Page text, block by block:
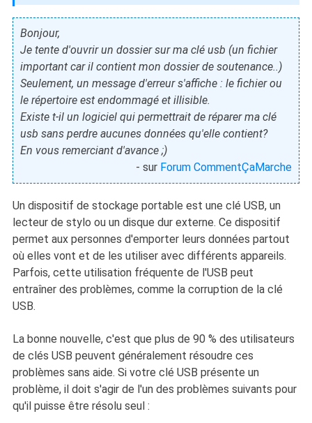
Bonjour,
Je tente d'ouvrir un dossier sur ma clé usb (un fichier
important car il contient mon dossier de soutenance..)
Seulement, un message d'erreur s'affiche : le fichier ou
le répertoire est endommagé et illisible.
Existe t-il un logiciel qui permettrait de réparer ma clé
usb sans perdre aucunes données qu'elle contient?
En vous remerciant d'avance ;)
- sur Forum CommentÇaMarche
Un dispositif de stockage portable est une clé USB, un
lecteur de stylo ou un disque dur externe. Ce dispositif
permet aux personnes d'emporter leurs données partout
où elles vont et de les utiliser avec différents appareils.
Parfois, cette utilisation fréquente de l'USB peut
entraîner des problèmes, comme la corruption de la clé
USB.
La bonne nouvelle, c'est que plus de 90 % des utilisateurs
de clés USB peuvent généralement résoudre ces
problèmes sans aide. Si votre clé USB présente un
problème, il doit s'agir de l'un des problèmes suivants pour
qu'il puisse être résolu seul :